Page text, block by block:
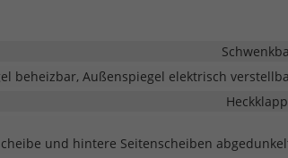
beheizbar, Außenspiegel elektrisch
und hintere Seitenscheiben